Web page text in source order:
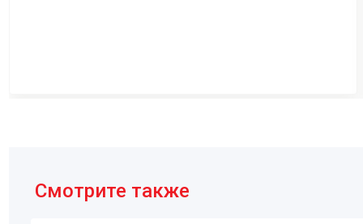
Смотрите также